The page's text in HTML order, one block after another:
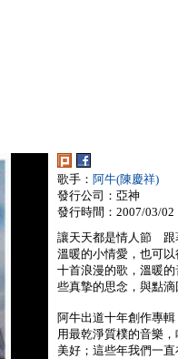
歌手： 阿牛(陳慶祥)
發行公司：亞神
發行時間：2007/03/02
讓天天都是情人節 跟
溫暖的小情愛，也可
十首浪漫的歌，溫暖
些真摯的思念，與點滴
阿牛出道十年創作專輯
用最乾淨質樸的音樂
美好；這些年我們一